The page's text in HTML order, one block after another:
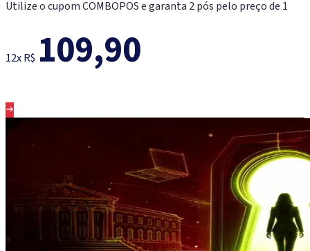
Utilize o cupom COMBOPOS e garanta 2 pós pelo preço de 1
12x R$ 109,90